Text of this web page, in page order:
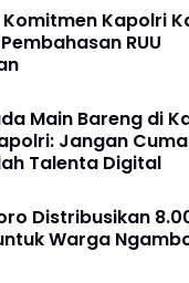
Komitmen Kapolri
RUU
Main Bareng di
Jangan
Talenta Digital
Distribusikan
Warga